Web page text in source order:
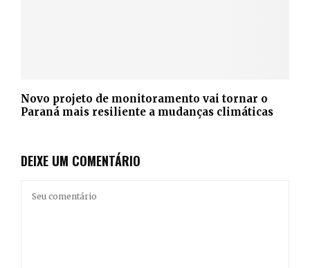
Novo projeto de monitoramento vai tornar o
Paraná mais resiliente a mudanças climáticas
DEIXE UM COMENTÁRIO